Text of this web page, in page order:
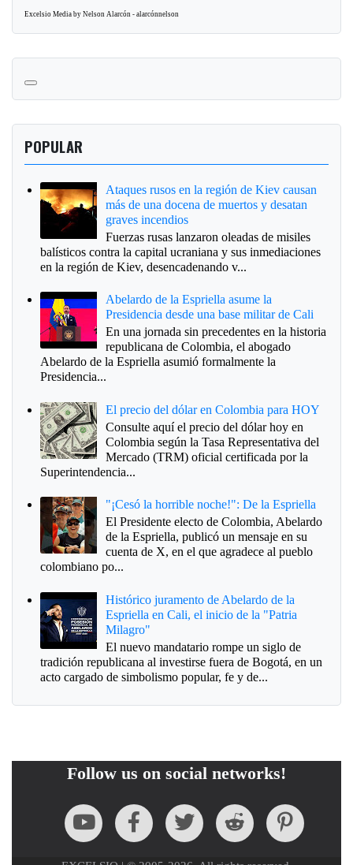
Excelsio Media by Nelson Alarcón - alarcónnelson
POPULAR
Ataques rusos en la región de Kiev causan
más de una docena de muertos y desatan
graves incendios
Fuerzas rusas lanzaron oleadas de misiles
balísticos contra la capital ucraniana y sus inmediaciones
en la región de Kiev, desencadenando v...
Abelardo de la Espriella asume la
Presidencia desde una base militar de Cali
En una jornada sin precedentes en la historia
republicana de Colombia, el abogado
Abelardo de la Espriella asumió formalmente la
Presidencia...
El precio del dólar en Colombia para HOY
Consulte aquí el precio del dólar hoy en
Colombia según la Tasa Representativa del
Mercado (TRM) oficial certificada por la
Superintendencia...
"¡Cesó la horrible noche!": De la Espriella
El Presidente electo de Colombia, Abelardo
de la Espriella, publicó un mensaje en su
cuenta de X, en el que agradece al pueblo
colombiano po...
Histórico juramento de Abelardo de la
Espriella en Cali, el inicio de la "Patria
Milagro"
El nuevo mandatario rompe un siglo de
tradición republicana al investirse fuera de Bogotá, en un
acto cargado de simbolismo popular, fe y de...
Follow us on social networks!